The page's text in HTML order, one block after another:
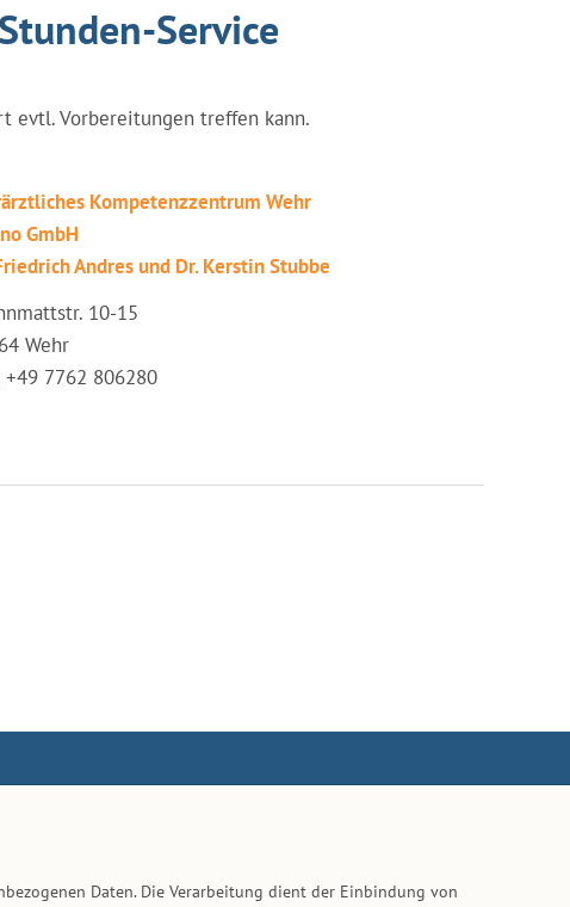
Service
evtl. Vorbereitungen treffen kann.
Kompetenzzentrum Wehr
GmbH
Andres und Dr. Kerstin Stubbe
10-15
Wehr
+49 7762 806280
Daten. Die Verarbeitung dient der Einbindung von